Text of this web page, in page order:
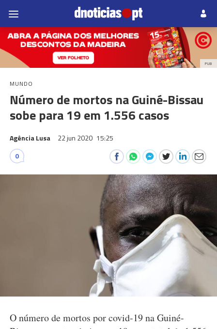
PUB
MUNDO
Número de mortos na Guiné-Bissau
sobe para 19 em 1.556 casos
Agência Lusa 22 jun 2020 15:25
0
O número de mortos por covid-19 na Guiné-